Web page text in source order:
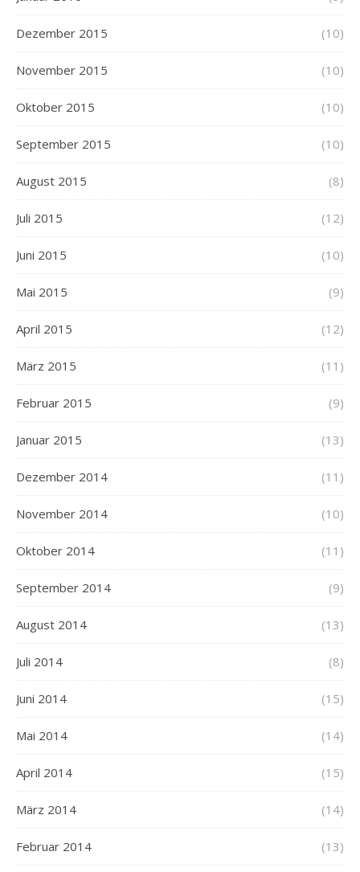
Dezember 2015 (10)
November 2015 (10)
Oktober 2015 (10)
September 2015 (10)
August 2015 (8)
Juli 2015 (12)
Juni 2015 (10)
Mai 2015 (9)
April 2015 (12)
März 2015 (11)
Februar 2015 (9)
Januar 2015 (13)
Dezember 2014 (11)
November 2014 (10)
Oktober 2014 (11)
September 2014 (9)
August 2014 (13)
Juli 2014 (8)
Juni 2014 (15)
Mai 2014 (14)
April 2014 (15)
März 2014 (14)
Februar 2014 (13)